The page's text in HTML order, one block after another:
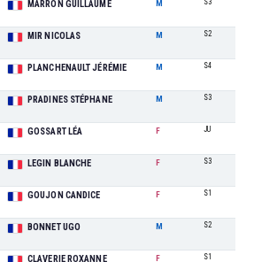
MARRON GUILLAUME M S3
MIR NICOLAS M S2
PLANCHENAULT JÉRÉMIE M S4
PRADINES STÉPHANE M S3
GOSSART LÉA F JU
LEGIN BLANCHE F S3
GOUJON CANDICE F S1
BONNET UGO M S2
CLAVERIE ROXANNE F S1